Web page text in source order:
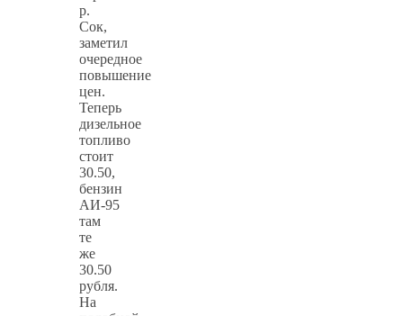
р.
Сок,
заметил
очередное
повышение
цен.
Теперь
дизельное
топливо
стоит
30.50,
бензин
АИ-95
там
те
же
30.50
рубля.
На